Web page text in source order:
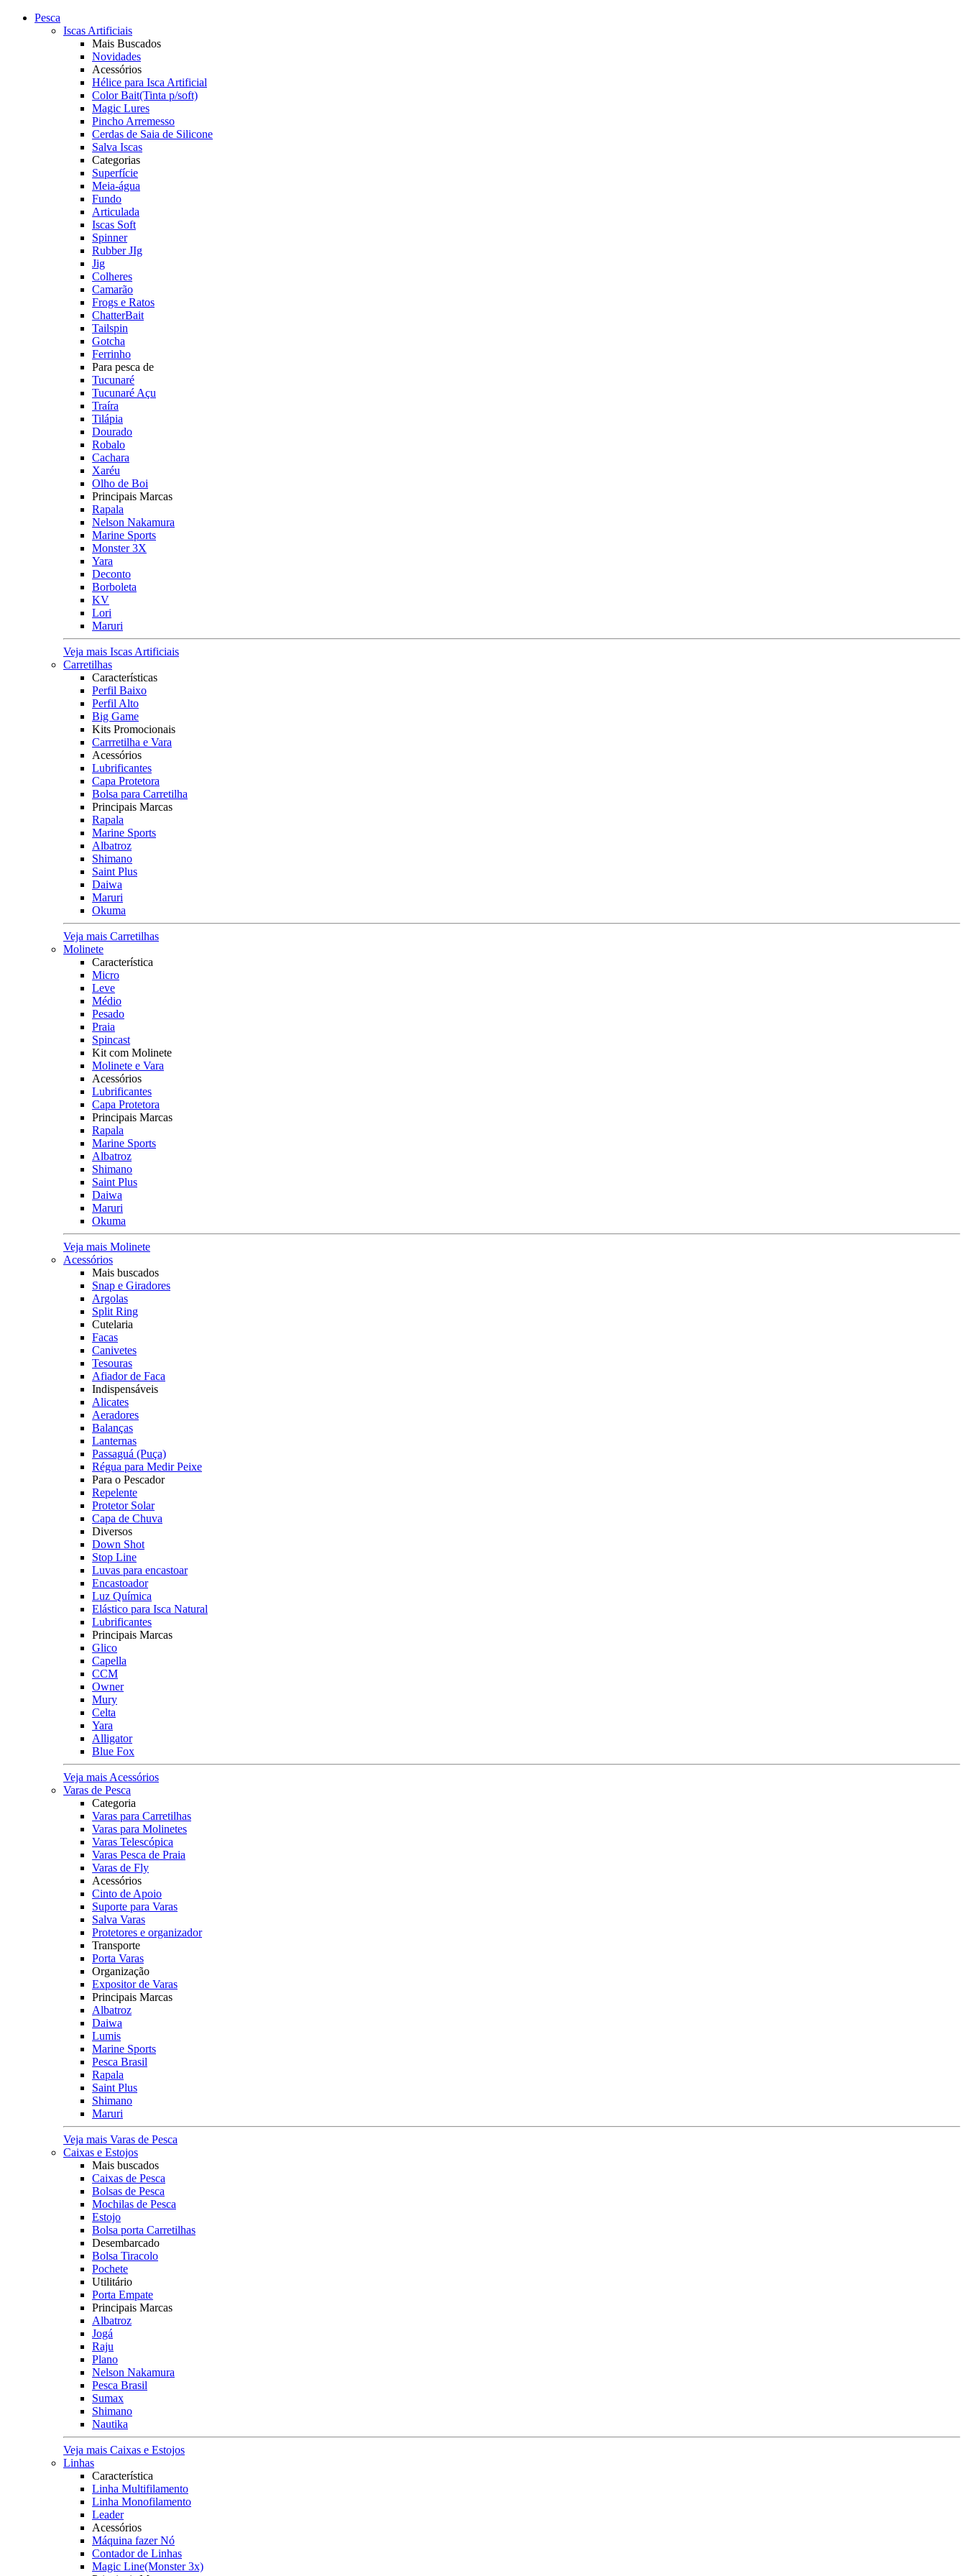
Pesca
Iscas Artificiais
Mais Buscados
Novidades
Acessórios
Hélice para Isca Artificial
Color Bait(Tinta p/soft)
Magic Lures
Pincho Arremesso
Cerdas de Saia de Silicone
Salva Iscas
Categorias
Superfície
Meia-água
Fundo
Articulada
Iscas Soft
Spinner
Rubber JIg
Jig
Colheres
Camarão
Frogs e Ratos
ChatterBait
Tailspin
Gotcha
Ferrinho
Para pesca de
Tucunaré
Tucunaré Açu
Traíra
Tilápia
Dourado
Robalo
Cachara
Xaréu
Olho de Boi
Principais Marcas
Rapala
Nelson Nakamura
Marine Sports
Monster 3X
Yara
Deconto
Borboleta
KV
Lori
Maruri
Veja mais Iscas Artificiais
Carretilhas
Características
Perfil Baixo
Perfil Alto
Big Game
Kits Promocionais
Carrretilha e Vara
Acessórios
Lubrificantes
Capa Protetora
Bolsa para Carretilha
Principais Marcas
Rapala
Marine Sports
Albatroz
Shimano
Saint Plus
Daiwa
Maruri
Okuma
Veja mais Carretilhas
Molinete
Característica
Micro
Leve
Médio
Pesado
Praia
Spincast
Kit com Molinete
Molinete e Vara
Acessórios
Lubrificantes
Capa Protetora
Principais Marcas
Rapala
Marine Sports
Albatroz
Shimano
Saint Plus
Daiwa
Maruri
Okuma
Veja mais Molinete
Acessórios
Mais buscados
Snap e Giradores
Argolas
Split Ring
Cutelaria
Facas
Canivetes
Tesouras
Afiador de Faca
Indispensáveis
Alicates
Aeradores
Balanças
Lanternas
Passaguá (Puça)
Régua para Medir Peixe
Para o Pescador
Repelente
Protetor Solar
Capa de Chuva
Diversos
Down Shot
Stop Line
Luvas para encastoar
Encastoador
Luz Química
Elástico para Isca Natural
Lubrificantes
Principais Marcas
Glico
Capella
CCM
Owner
Mury
Celta
Yara
Alligator
Blue Fox
Veja mais Acessórios
Varas de Pesca
Categoria
Varas para Carretilhas
Varas para Molinetes
Varas Telescópica
Varas Pesca de Praia
Varas de Fly
Acessórios
Cinto de Apoio
Suporte para Varas
Salva Varas
Protetores e organizador
Transporte
Porta Varas
Organização
Expositor de Varas
Principais Marcas
Albatroz
Daiwa
Lumis
Marine Sports
Pesca Brasil
Rapala
Saint Plus
Shimano
Maruri
Veja mais Varas de Pesca
Caixas e Estojos
Mais buscados
Caixas de Pesca
Bolsas de Pesca
Mochilas de Pesca
Estojo
Bolsa porta Carretilhas
Desembarcado
Bolsa Tiracolo
Pochete
Utilitário
Porta Empate
Principais Marcas
Albatroz
Jogá
Raju
Plano
Nelson Nakamura
Pesca Brasil
Sumax
Shimano
Nautika
Veja mais Caixas e Estojos
Linhas
Característica
Linha Multifilamento
Linha Monofilamento
Leader
Acessórios
Máquina fazer Nó
Contador de Linhas
Magic Line(Monster 3x)